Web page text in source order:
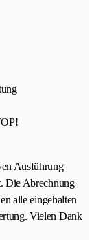
Ausführung
Die Abrechnung
alle eingehalten
Vielen Dank